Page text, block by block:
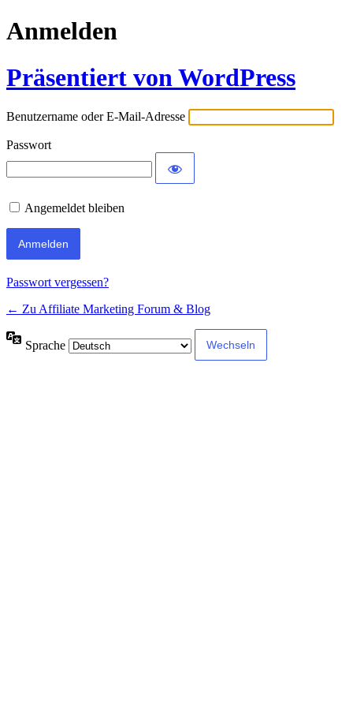
Anmelden
Präsentiert von WordPress
Benutzername oder E-Mail-Adresse
Passwort
Angemeldet bleiben
Passwort vergessen?
← Zu Affiliate Marketing Forum & Blog
Sprache